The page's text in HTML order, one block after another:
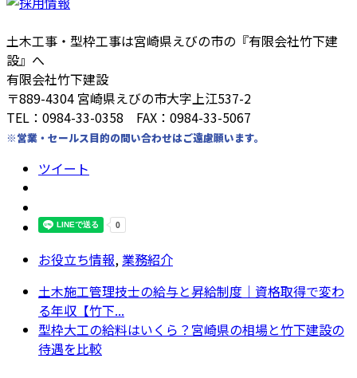
土木工事・型枠工事は宮崎県えびの市の『有限会社竹下建
設』へ
有限会社竹下建設
〒889-4304 宮崎県えびの市大字上江537-2
TEL：0984-33-0358 FAX：0984-33-5067
※営業・セールス目的の問い合わせはご遠慮願います。
ツイート
お役立ち情報,業務紹介
土木施工管理技士の給与と昇給制度｜資格取得で変わ
る年収【竹下...
型枠大工の給料はいくら？宮崎県の相場と竹下建設の
待遇を比較